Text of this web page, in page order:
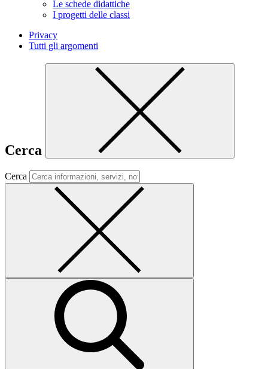
Le schede didattiche
I progetti delle classi
Privacy
Tutti gli argomenti
Cerca
Cerca